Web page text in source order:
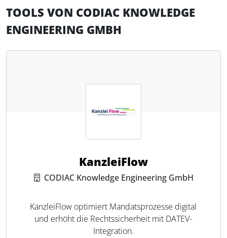
TOOLS VON CODIAC KNOWLEDGE
ENGINEERING GMBH
KanzleiFlow
CODIAC Knowledge Engineering GmbH
KanzleiFlow optimiert Mandatsprozesse digital
und erhöht die Rechtssicherheit mit DATEV-
Integration.